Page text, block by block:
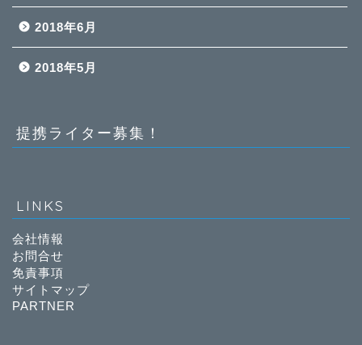
2018年6月
2018年5月
提携ライター募集！
LINKS
会社情報
お問合せ
免責事項
サイトマップ
PARTNER